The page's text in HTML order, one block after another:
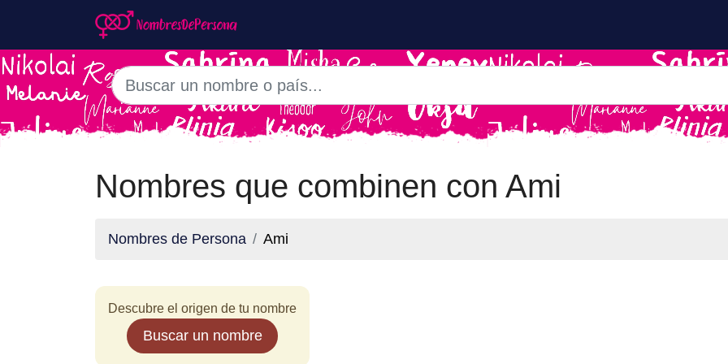
Nombres que combinen con Ami
Nombres de Persona Ami
Descubre el origen de tu nombre
Buscar un nombre